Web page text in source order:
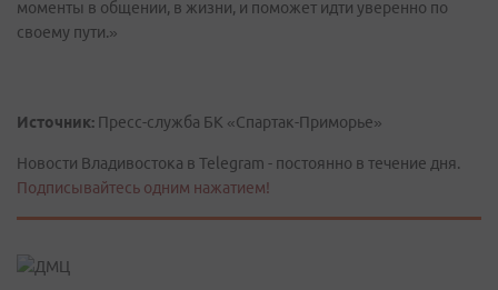
моменты в общении, в жизни, и поможет идти уверенно по
своему пути.»
Источник: Пресс-служба БК «Спартак-Приморье»
Новости Владивостока в Telegram - постоянно в течение дня.
Подписывайтесь одним нажатием!